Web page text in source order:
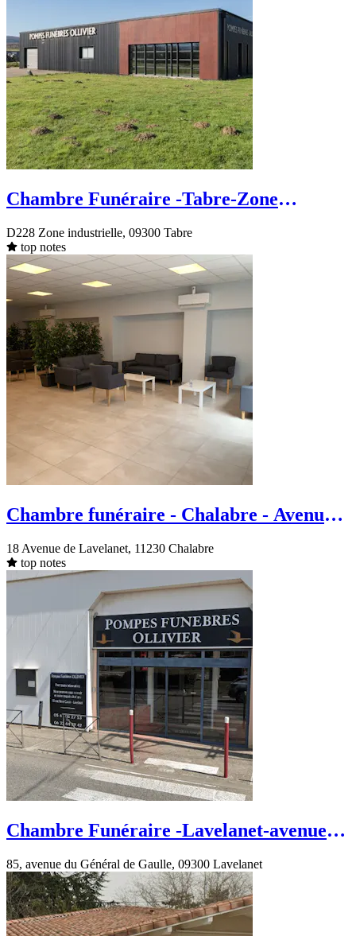
Chambre Funéraire -Tabre-Zone
D228 Zone industrielle, 09300 Tabre
top notes
Chambre funéraire - Chalabre - Avenue
18 Avenue de Lavelanet, 11230 Chalabre
top notes
Chambre Funéraire -Lavelanet-avenue
85, avenue du Général de Gaulle, 09300 Lavelanet